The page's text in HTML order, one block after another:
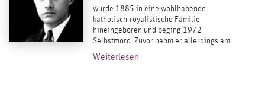
wurde 1885 in eine wohlhabende
katholisch-royalistische Familie
hineingeboren und beging 1972
Selbstmord. Zuvor nahm er allerdings am
Ersten Weltkrieg teil und wurde mehrfach
ausgezeichnet. Danach lebte er als freier
Weiterlesen